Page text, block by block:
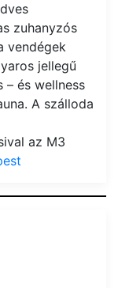
zuhanyzós
vendégek
jellegű
– és wellness
A szálloda
az M3